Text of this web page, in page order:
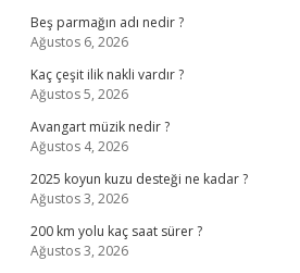
Beş parmağın adı nedir ?
Ağustos 6, 2026
Kaç çeşit ilik nakli vardır ?
Ağustos 5, 2026
Avangart müzik nedir ?
Ağustos 4, 2026
2025 koyun kuzu desteği ne kadar ?
Ağustos 3, 2026
200 km yolu kaç saat sürer ?
Ağustos 3, 2026